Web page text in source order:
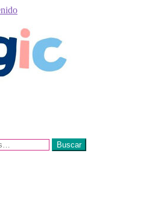
Buscar